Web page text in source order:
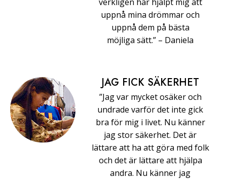
uppnå mina drömmar och
uppnå dem på bästa
möjliga sätt.” –⁠ ⁠Daniela
JAG FICK SÄKERHET
”Jag var mycket osäker och
undrade varför det inte gick
bra för mig i livet. Nu känner
jag stor säkerhet. Det är
lättare att ha att göra med folk
och det är lättare att hjälpa
andra. Nu känner jag